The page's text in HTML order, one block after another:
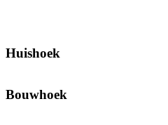
Huishoek
Bouwhoek